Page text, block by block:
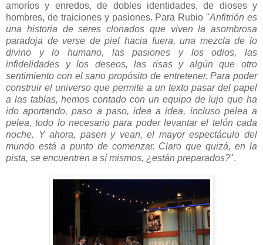
amoríos y enredos, de dobles identidades, de dioses y
hombres, de traiciones y pasiones. Para Rubio "Anfitrión es
una historia de seres clonados que viven la asombrosa
paradoja de verse de piel hacia fuera, una mezcla de lo
divino y lo humano, las pasiones y los odios, las
infidelidades y los deseos, las risas y algún que otro
sentimiento con el sano propósito de entretener. Para poder
construir el universo que permite a un texto pasar del papel
a las tablas, hemos contado con un equipo de lujo que ha
ido aportando, paso a paso, idea a idea, incluso pelea a
pelea, todo lo necesario para poder levantar el telón cada
noche. Y ahora, pasen y vean, el mayor espectáculo del
mundo está a punto de comenzar. Claro que quizá, en la
pista, se encuentren a sí mismos, ¿están preparados?".